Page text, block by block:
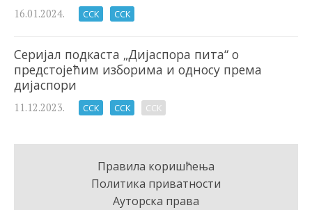
16.01.2024. ССК ССК
Серијал подкаста „Дијаспора пита“ о
предстојећим изборима и односу према
дијаспори
11.12.2023. ССК ССК ССК
Правила коришћења
Политика приватности
Ауторска права